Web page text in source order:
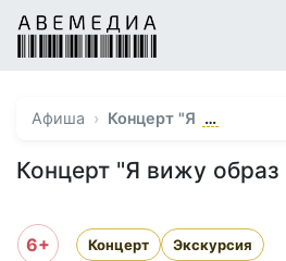
Афиша Концерт "Я …
Концерт "Я вижу образ
6+ Концерт Экскурсия